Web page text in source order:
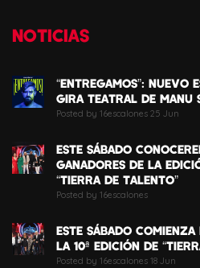
NOTICIAS
“ENTREGAMOS”: NUEVO
GIRA TEATRAL DE MANU
Posted by 16escalones 25 Jun
ESTE SÁBADO
GANADORES DE LA
“TIERRA DE TALENTO”
Posted by 16escalones
ESTE SÁBADO
LA 10ª EDICIÓN DE
Posted by 16escalones 18 Jun